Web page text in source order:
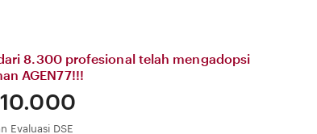
8.300 profesional telah mengadopsi
AGEN77!!!
Evaluasi DSE